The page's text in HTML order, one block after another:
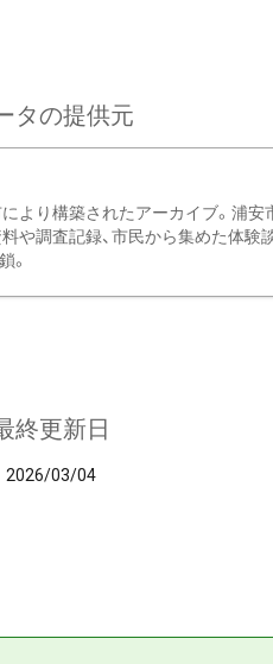
タの提供元
り構築されたアーカイブ。浦安
や調査記録、市民から集めた体験
。
終更新日
2026/03/04